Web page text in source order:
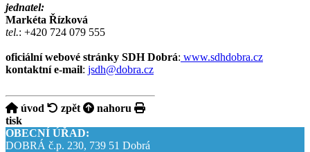
jednatel:
Markéta Řízková
tel.: +420 724 079 555
oficiální webové stránky SDH Dobrá: www.sdhdobra.cz
kontaktní e-mail: jsdh@dobra.cz
úvod zpět
nahoru
tisk
OBECNÍ ÚŘAD:
DOBRÁ č.p. 230, 739 51 Dobrá